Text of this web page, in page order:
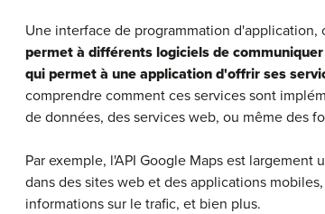
Une interface de programmation d'application,
permet à différents logiciels de
qui permet à une application d'offrir ses
comprendre comment ces services sont
de données, des services web, ou même des
Par exemple, l'API Google Maps est
dans des sites web et des applications
informations sur le trafic, et bien plus.